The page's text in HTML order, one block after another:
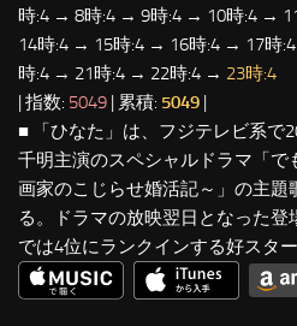
時:4 → 8時:4 → 9時:4 → 10時:4 →
14時:4 → 15時:4 → 16時:4 → 17時
時:4 → 21時:4 → 22時:4 → 23時:4
| 指数: 5049 | 累積: 5049 |
■ 「ひなた」は、フジテレビ系で
千明主演のスペシャルドラマ「で
画家のこじらせ婚活記～」の主題
る。ドラマの放映翌日となった登
では4位にランクインする好スタ